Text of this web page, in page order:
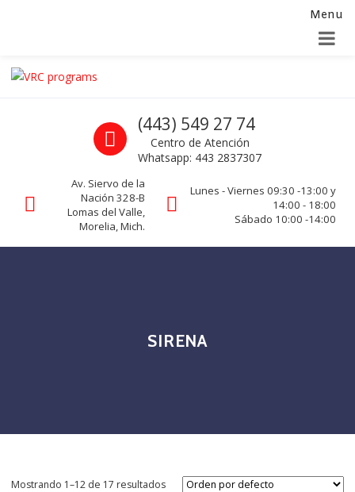
Menu
Skip to navigation
Skip to content
La seguridad de su empresa es nuestro negocio.
Call us
(443) 549 27 74
Centro de Atención
Whatsapp: 443 2837307
Av. Siervo de la
Nación 328-B
Lomas del Valle,
Morelia, Mich.
Lunes - Viernes 09:30 -13:00 y
14:00 - 18:00
Sábado 10:00 -14:00
SIRENA
Mostrando 1–12 de 17 resultados